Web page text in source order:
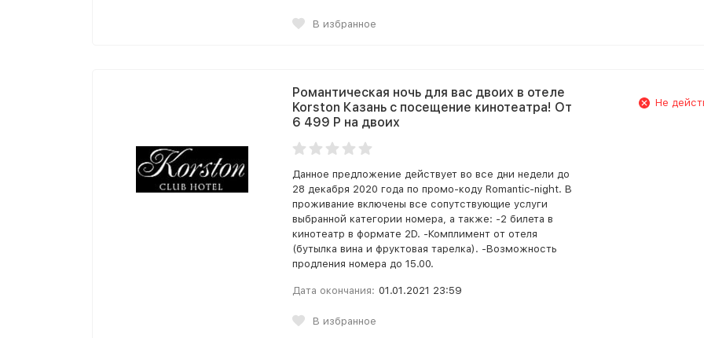
В избранное
Романтическая ночь для вас двоих в отеле
Korston Казань с посещение кинотеатра! От
6 499 Р на двоих
Данное предложение действует во все дни недели до
28 декабря 2020 года по промо-коду Romantic-night. В
проживание включены все сопутствующие услуги
выбранной категории номера, а также: -2 билета в
кинотеатр в формате 2D. -Комплимент от отеля
(бутылка вина и фруктовая тарелка). -Возможность
продления номера до 15.00.
Дата окончания: 01.01.2021 23:59
В избранное
Не